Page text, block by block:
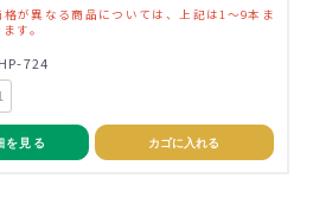
が異なる商品については、上記は1～9本ま
す。
724
を見る カゴに入れる